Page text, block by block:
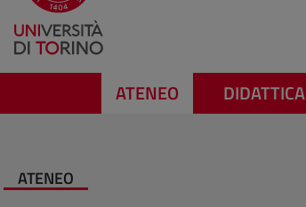
ATENEO DIDATTICA
ATENEO